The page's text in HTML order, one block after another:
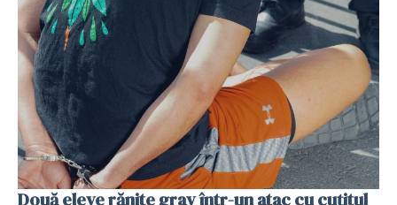
Două eleve rănite grav într-un atac cu cuțitul